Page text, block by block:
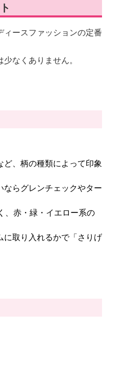
ースファッションの定番
なくありません。
、柄の種類によって印象
らグレンチェックやター
、赤・緑・イエロー系の
取り入れるかで「さりげ